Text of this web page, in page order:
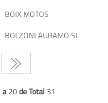
BOIX MOTOS
BOLZONI AURAMO SL
a20de Total 31